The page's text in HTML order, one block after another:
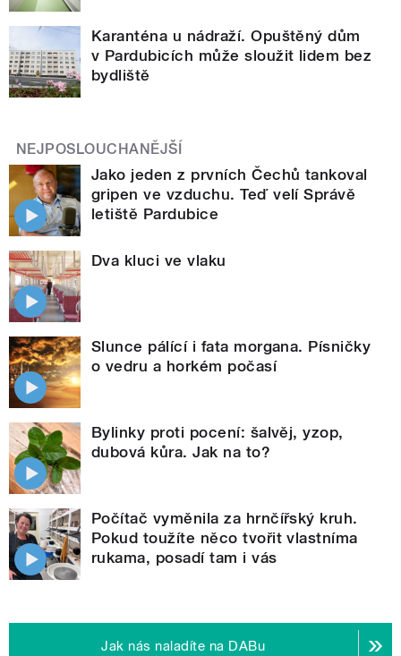
Karanténa u nádraží. Opuštěný dům
v Pardubicích může sloužit lidem bez
bydliště
NEJPOSLOUCHANĚJŠÍ
Jako jeden z prvních Čechů tankoval
gripen ve vzduchu. Teď velí Správě
letiště Pardubice
Dva kluci ve vlaku
Slunce pálící i fata morgana. Písničky
o vedru a horkém počasí
Bylinky proti pocení: šalvěj, yzop,
dubová kůra. Jak na to?
Počítač vyměnila za hrnčířský kruh.
Pokud toužíte něco tvořit vlastníma
rukama, posadí tam i vás
Jak nás naladíte na DABu